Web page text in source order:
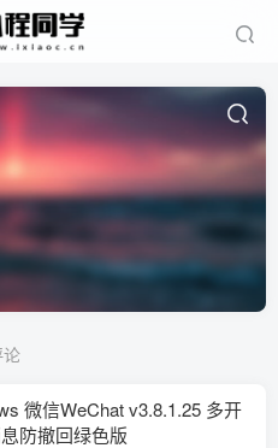
微信WeChat v3.8.1.25 多开
防撤回绿色版